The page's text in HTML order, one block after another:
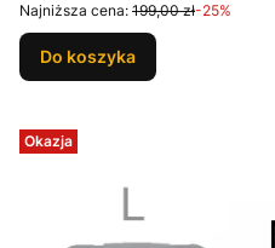
Najniższa cena: 199,00 zł-25%
Do koszyka
Okazja